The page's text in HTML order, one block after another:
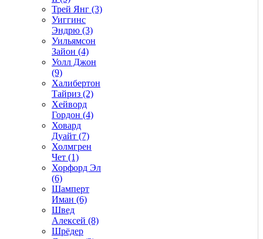
Трей Янг (3)
Уиггинс
Эндрю (3)
Уильямсон
Зайон (4)
Уолл Джон
(9)
Халибертон
Тайриз (2)
Хейворд
Гордон (4)
Ховард
Дуайт (7)
Холмгрен
Чет (1)
Хорфорд Эл
(6)
Шамперт
Иман (6)
Швед
Алексей (8)
Шрёдер